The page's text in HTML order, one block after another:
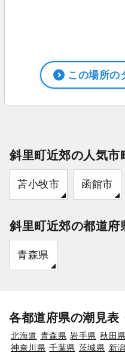
この場所の
斜里町近郊の人気市
苫小牧市 函館市
斜里町近郊の都道府
青森県
各都道府県の潮見表
北海道 青森県 岩手県 秋田県
神奈川県 千葉県 茨城県 新